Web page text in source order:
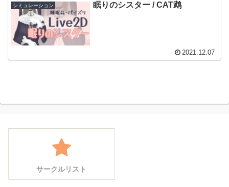
シミュレーション 眠りのシスター / CAT鹉
2021.12.07
サークルリスト